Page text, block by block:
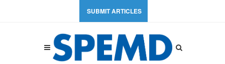
SUBMIT ARTICLES